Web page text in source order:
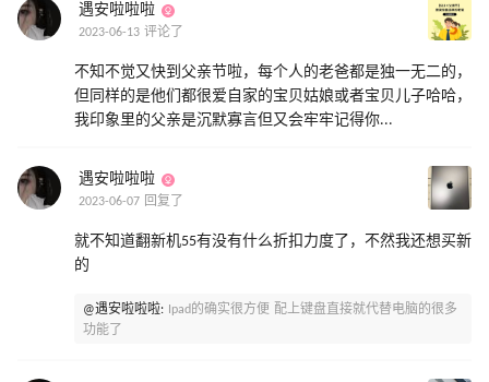
遇安啦啦啦
2023-06-13 评论了
不知不觉又快到父亲节啦，每个人的老爸都是独一无二的，
但同样的是他们都很爱自家的宝贝姑娘或者宝贝儿子哈哈，
我印象里的父亲是沉默寡言但又会牢牢记得你...
遇安啦啦啦
2023-06-07 回复了
就不知道翻新机55有没有什么折扣力度了，不然我还想买新
的
@遇安啦啦啦:
Ipad的确实很方便 配上键盘直接就代替电脑的很多
功能了